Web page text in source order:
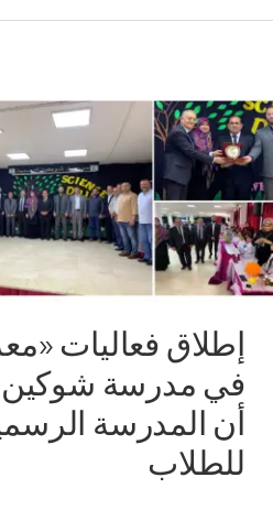
إطلاق فعاليات
في مدرسة شوكين
أن المدرسة
للطلاب